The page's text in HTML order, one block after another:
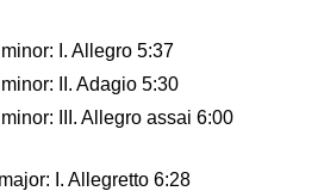
I. Allegro 5:37
II. Adagio 5:30
III. Allegro assai 6:00
I. Allegretto 6:28